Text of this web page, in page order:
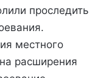
проследить
местного
расширения